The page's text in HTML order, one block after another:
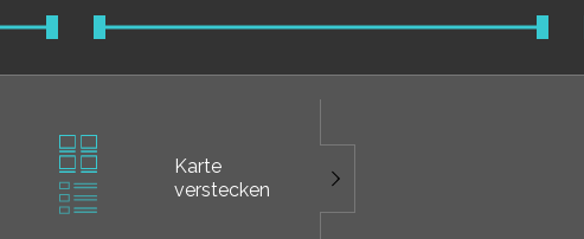
Karte
verstecken